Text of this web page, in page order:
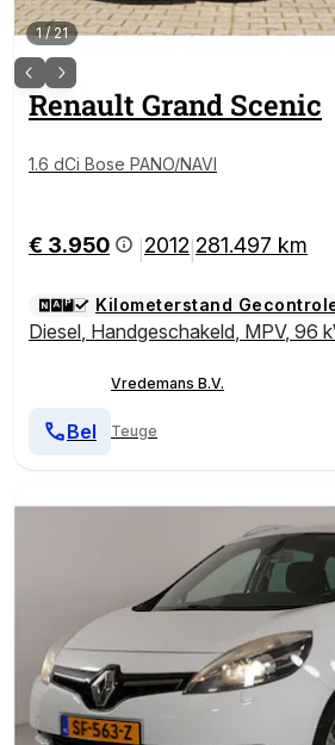
1/21
Renault Grand Scenic
1.6 dCi Bose PANO/NAVI
€ 3.950 2012 281.497 km
Kilometerstand
Diesel, Handgeschakeld, MPV, 96
Vredemans B.V.
Teuge
Bel